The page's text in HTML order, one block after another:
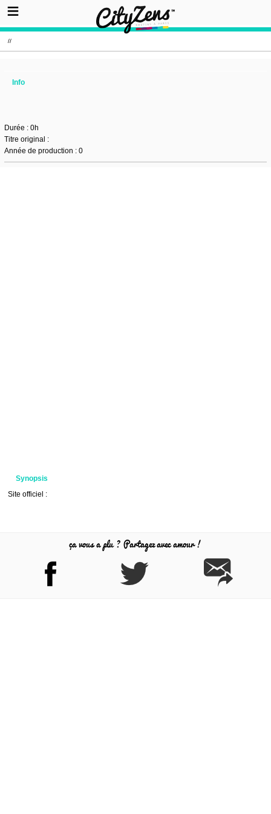
//
Info
Durée : 0h
Titre original :
Année de production : 0
Synopsis
Site officiel :
ça vous a plu ? Partagez avec amour !